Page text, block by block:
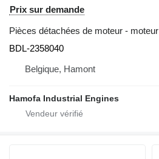
Prix sur demande
Pièces détachées de moteur - moteur
BDL-2358040
Belgique, Hamont
Hamofa Industrial Engines